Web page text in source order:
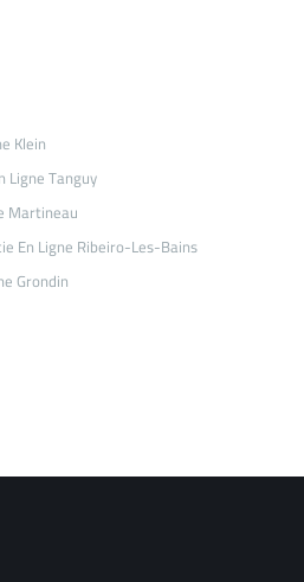
Klein
Ligne Tanguy
Martineau
En Ligne Ribeiro-Les-Bains
Grondin